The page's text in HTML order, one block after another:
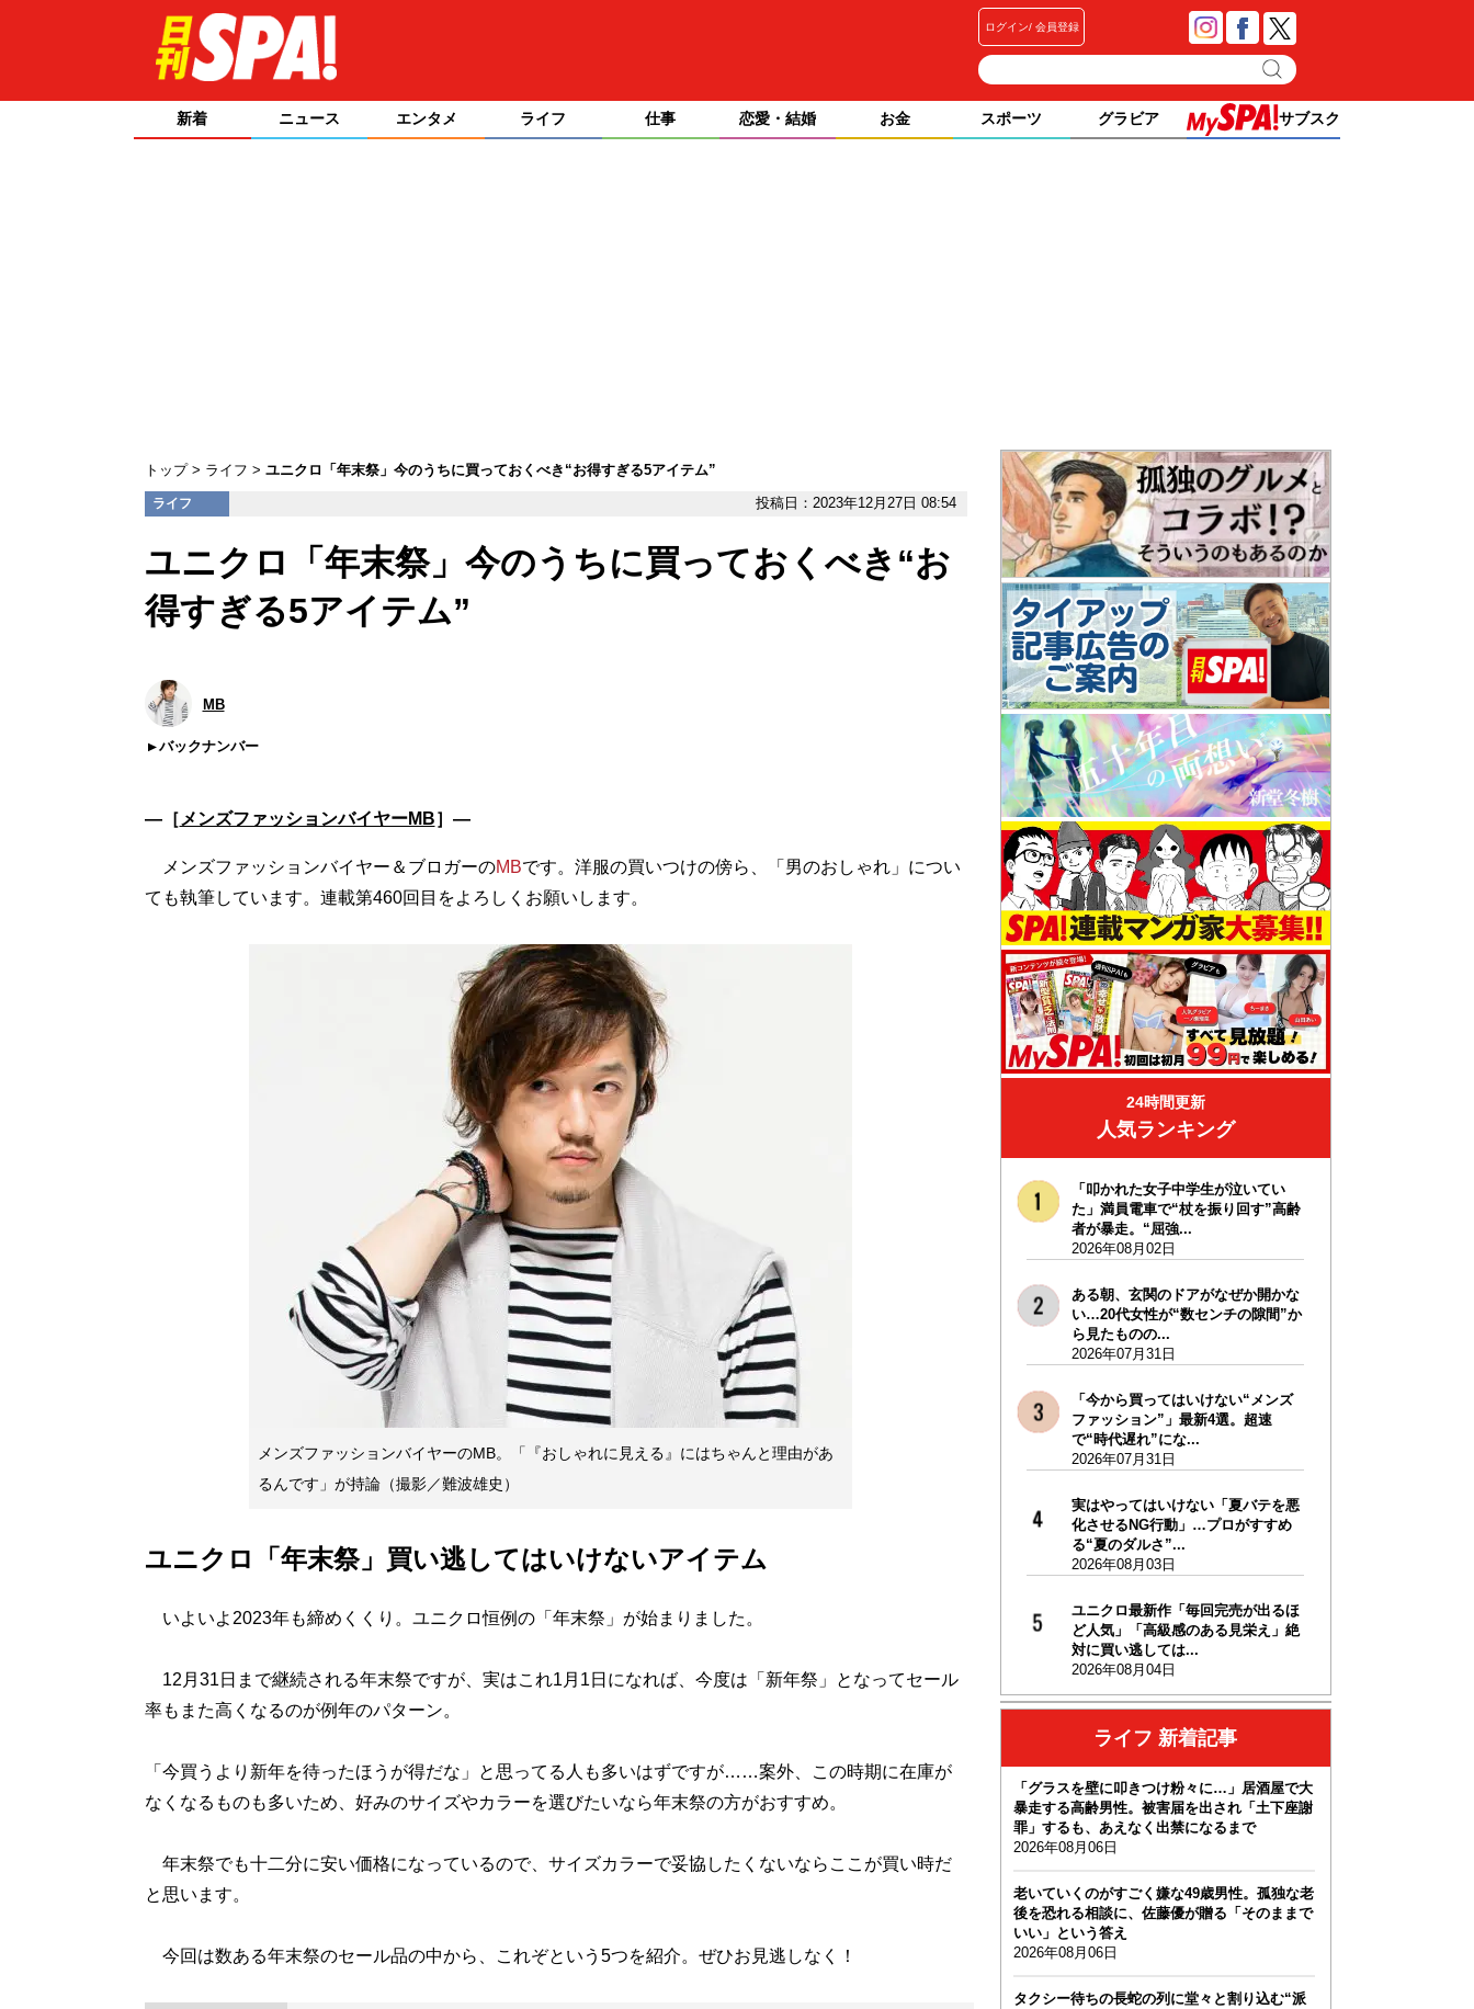
ログイン 会員登録
新着 ニュース エンタメ ライフ 仕事 恋愛・結婚 お金 スポーツ グラビア サブスク
トップ ライフ ユニクロ「年末祭」今のうちに買っておくべき“お得すぎる5アイテム”
ライフ 投稿日：2023年12月27日 08:54
ユニクロ「年末祭」今のうちに買っておくべき“お
得すぎる5アイテム”
MB
バックナンバー
―［ メンズファッションバイヤーMB］―
メンズファッションバイヤー＆ブロガーのMBです。洋服の買いつけの傍ら、「男のおしゃれ」につい
ても執筆しています。連載第460回目をよろしくお願いします。
メンズファッションバイヤーのMB。「『おしゃれに見える』にはちゃんと理由があ
るんです」が持論（撮影／難波雄史）
ユニクロ「年末祭」買い逃してはいけないアイテム
いよいよ2023年も締めくくり。ユニクロ恒例の「年末祭」が始まりました。
12月31日まで継続される年末祭ですが、実はこれ1月1日になれば、今度は「新年祭」となってセール
率もまた高くなるのが例年のパターン。
「今買うより新年を待ったほうが得だな」と思ってる人も多いはずですが……案外、この時期に在庫が
なくなるものも多いため、好みのサイズやカラーを選びたいなら年末祭の方がおすすめ。
年末祭でも十二分に安い価格になっているので、サイズカラーで妥協したくないならここが買い時だ
と思います。
今回は数ある年末祭のセール品の中から、これぞという5つを紹介。ぜひお見逃しなく！
24時間更新
人気ランキング
「叩かれた女子中学生が泣いてい
た」満員電車で“杖を振り回す”高齢
者が暴走。“屈強...
2026年08月02日
ある朝、玄関のドアがなぜか開かな
い…20代女性が“数センチの隙間”か
ら見たものの...
2026年07月31日
「今から買ってはいけない“メンズ
ファッション”」最新4選。超速
で“時代遅れ”にな...
2026年07月31日
実はやってはいけない「夏バテを悪
化させるNG行動」…プロがすすめ
る“夏のダルさ”...
2026年08月03日
ユニクロ最新作「毎回完売が出るほ
ど人気」「高級感のある見栄え」絶
対に買い逃しては...
2026年08月04日
ライフ 新着記事
「グラスを壁に叩きつけ粉々に…」居酒屋で大
暴走する高齢男性。被害届を出され「土下座謝
罪」するも、あえなく出禁になるまで
2026年08月06日
老いていくのがすごく嫌な49歳男性。孤独な老
後を恐れる相談に、佐藤優が贈る「そのままで
いい」という答え
2026年08月06日
タクシー待ちの長蛇の列に堂々と割り込む“派